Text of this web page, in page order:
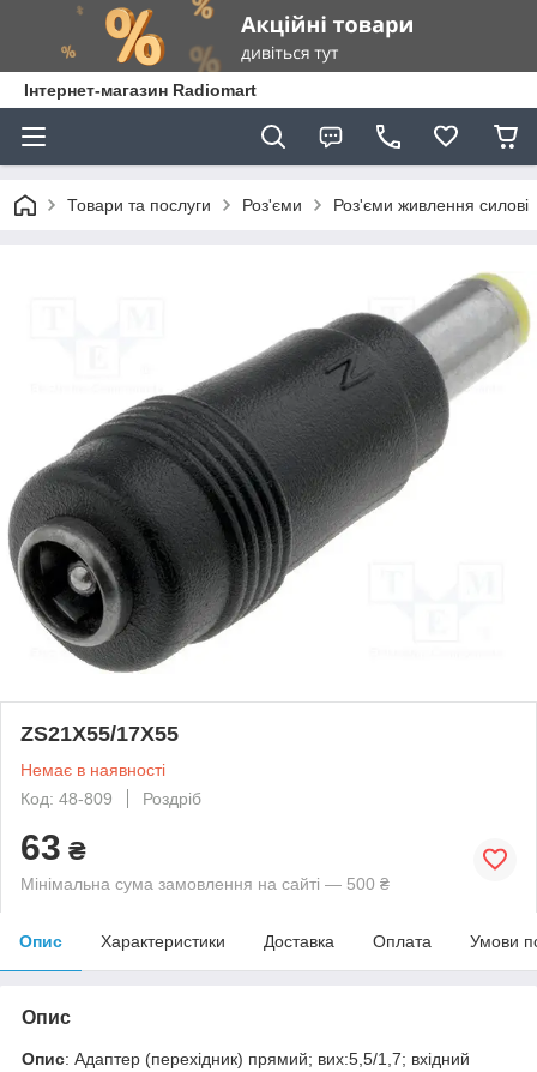
Інтернет-магазин Radiomart
Товари та послуги Роз'єми Роз'єми живлення силові
ZS21X55/17X55
Немає в наявності
Код: 48-809
Роздріб
63 ₴
Мінімальна сума замовлення на сайті — 500 ₴
Опис Характеристики Доставка Оплата Умови
Опис
Опис: Адаптер (перехідник) прямий; вих:5,5/1,7; вхідний